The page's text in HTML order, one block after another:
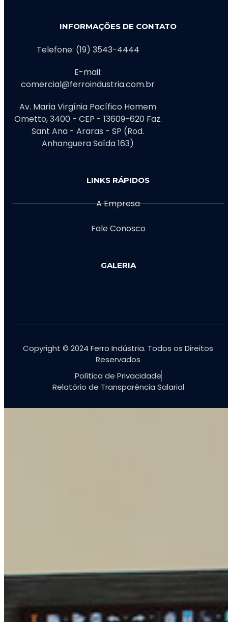
INFORMAÇÕES DE CONTATO
Telefone: (19) 3543-4444
E-mail:
comercial@ferroindustria.com.br
Av. Maria Virgínia Pacífico Homem
Ometto, 3400 - CEP - 13609-620 Faz.
Sant Ana - Araras - SP (Rod.
Anhanguera Saída 163)
LINKS RÁPIDOS
A Empresa
Fale Conosco
GALERIA
Copyright © 2024 Ferro Indústria. Todos os Direitos
Reservados
Política de Privacidade
Relatório de Transparência Salarial